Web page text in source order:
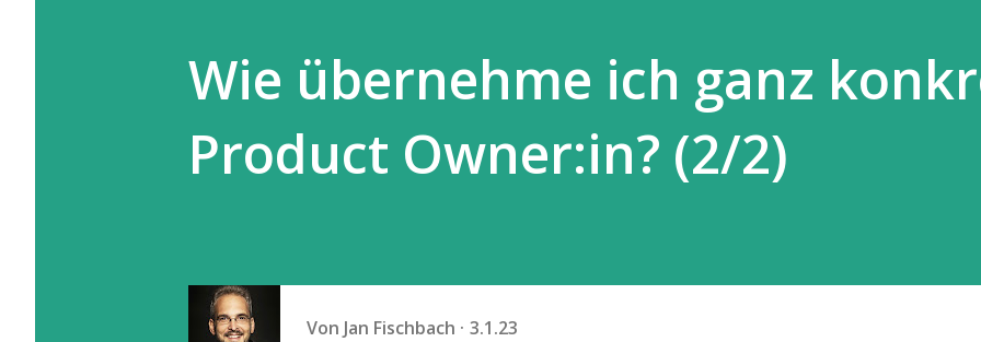
Wie übernehme ich ganz
Product Owner:in? (2/2)
Von Jan Fischbach 3.1.23